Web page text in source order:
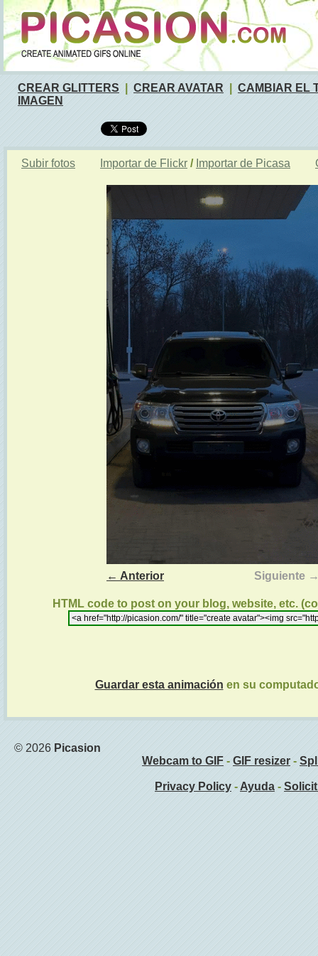
CREAR GLITTERS CREAR AVATAR
CAMBIAR EL
IMAGEN
Subir fotos Importar de Flickr / Importar de Picasa
← Anterior Siguiente
HTML code to post on your blog, website, etc.
Guardar esta animación en su
© 2026 Picasion
Webcam to GIF - GIF resizer -
Privacy Policy - Ayuda -